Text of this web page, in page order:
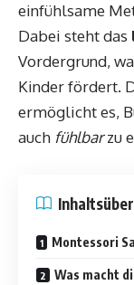
einfühlsame
Dabei steht das
Vordergrund,
Kinder fördert.
ermöglicht es,
auch fühlbarzu
Montessori
Was macht